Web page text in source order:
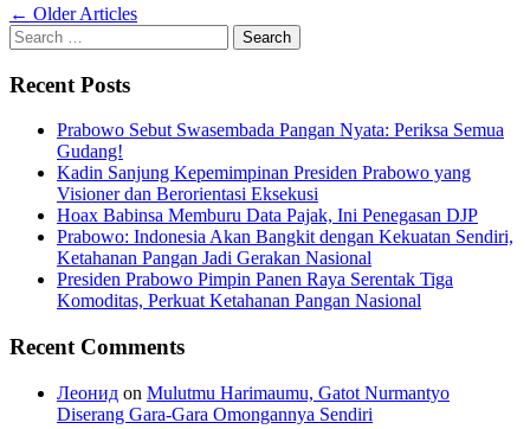
Posts
navigation
← Older Articles
Search
for:
Recent Posts
Prabowo Sebut Swasembada Pangan Nyata: Periksa Semua
Gudang!
Kadin Sanjung Kepemimpinan Presiden Prabowo yang
Visioner dan Berorientasi Eksekusi
Hoax Babinsa Memburu Data Pajak, Ini Penegasan DJP
Prabowo: Indonesia Akan Bangkit dengan Kekuatan Sendiri,
Ketahanan Pangan Jadi Gerakan Nasional
Presiden Prabowo Pimpin Panen Raya Serentak Tiga
Komoditas, Perkuat Ketahanan Pangan Nasional
Recent Comments
Леонид on Mulutmu Harimaumu, Gatot Nurmantyo
Diserang Gara-Gara Omongannya Sendiri